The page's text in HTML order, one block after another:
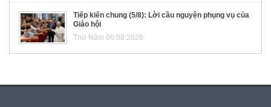
Tiếp kiến chung (5/8): Lời cầu nguyện phụng vụ của
Giáo hội
Thứ Năm 06.08.2026